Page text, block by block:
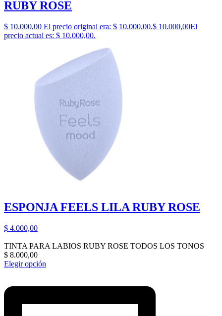
RUBY ROSE
$10.000,00 El precio original era: $ 10.000,00.$ 10.000,00El
precio actual es: $ 10.000,00.
ESPONJA FEELS LILA RUBY ROSE
$ 4.000,00
TINTA PARA LABIOS RUBY ROSE TODOS LOS TONOS
$ 8.000,00
Elegir opción